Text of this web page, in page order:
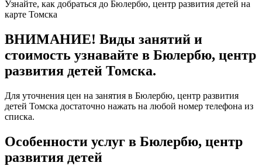
Узнайте, как добраться до Бюлербю, центр развития детей на
карте Томска
ВНИМАНИЕ! Виды занятий и
стоимость узнавайте в Бюлербю, центр
развития детей Томска.
Для уточнения цен на занятия в Бюлербю, центр развития
детей Томска достаточно нажать на любой номер телефона из
списка.
Особенности услуг в Бюлербю, центр
развития детей